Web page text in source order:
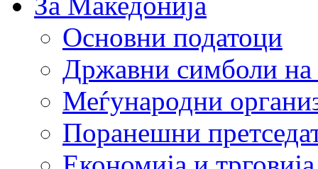
Основни податоци
Државни симболи
Меѓународни
Поранешни